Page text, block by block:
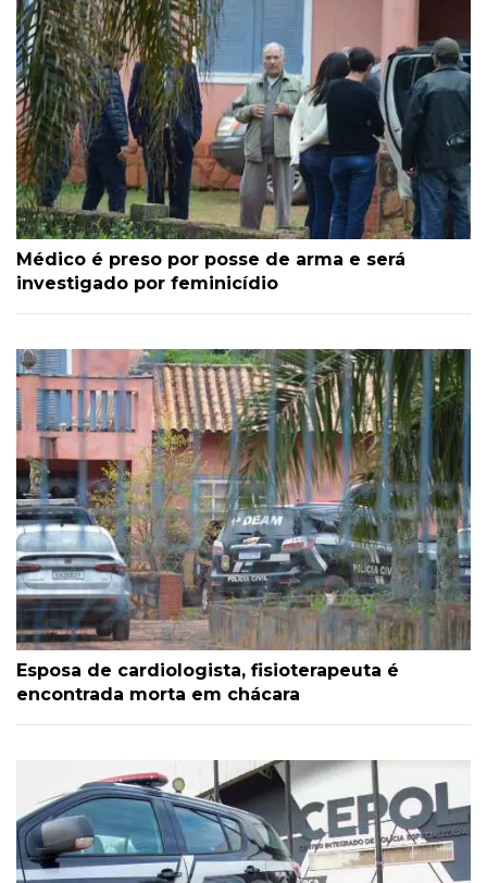
Médico é preso por posse de arma e será
investigado por feminicídio
Esposa de cardiologista, fisioterapeuta é
encontrada morta em chácara